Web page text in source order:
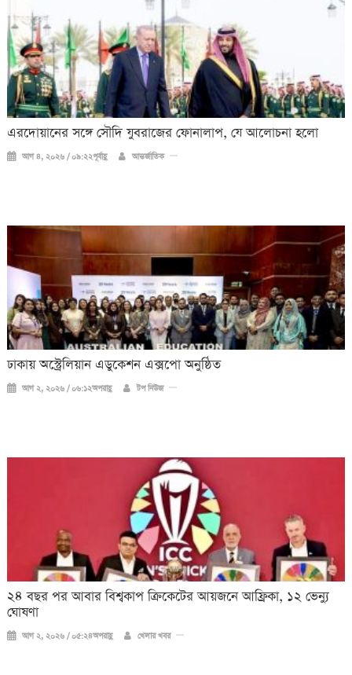
এরদোয়ানের সঙ্গে সৌদি যুবরাজের ফোনালাপ, যে আলোচনা হলো
আগ ৪, ২০২৬ / ০৯:২২পূর্বাহ্ণ আন্তর্জাতিক
ঢাকায় অস্ট্রেলিয়ান এডুকেশন এক্সপো অনুষ্ঠিত
আগ ২, ২০২৬ / ০৬:১২অপরাহ্ণ টপ নিউজ
২৪ বছর পর আবার বিশ্বকাপ ক্রিকে‌টের আয়জনে আফ্রিকা, ১২ ভেন্যু
ঘোষণা
আগ ২, ২০২৬ / ০৫:২৪অপরাহ্ণ খেলার খবর